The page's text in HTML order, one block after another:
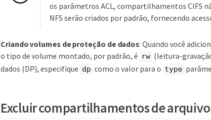
os parâmetros ACL, compartilhamentos CIFS
NFS serão criados por padrão, fornecendo
Criando volumes de proteção de dados: Quando você
o tipo de volume montado, por padrão, é rw (leitura-
dados (DP), especifique dp como o valor para o type
Excluir compartilhamentos de arquivo